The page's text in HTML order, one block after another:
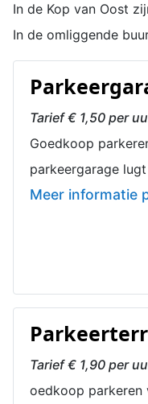
In de Kop van Oost
In de omliggende
Tarief € 1,50 per
Goedkoop
parkeergarage
Meer informatie
Tarief € 1,90 per
oedkoop parkeren